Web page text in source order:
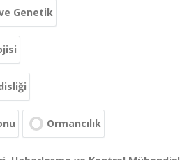
Genetik
Ormancılık